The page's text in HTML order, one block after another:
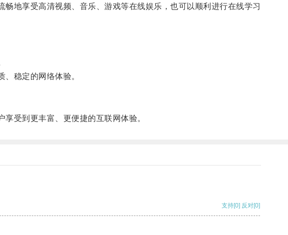
地享受高清视频、音乐、游戏等在线娱乐，也可以顺利进行在线学习
稳定的网络体验。
受到更丰富、更便捷的互联网体验。
支持[0] 反对[0]